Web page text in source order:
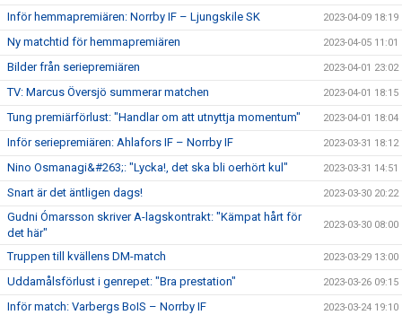
Inför hemmapremiären: Norrby IF – Ljungskile SK 2023-04-09 18:19
Ny matchtid för hemmapremiären 2023-04-05 11:01
Bilder från seriepremiären 2023-04-01 23:02
TV: Marcus Översjö summerar matchen 2023-04-01 18:15
Tung premiärförlust: "Handlar om att utnyttja momentum" 2023-04-01 18:04
Inför seriepremiären: Ahlafors IF – Norrby IF 2023-03-31 18:12
Nino Osmanagi&#263;: "Lycka!, det ska bli oerhört kul" 2023-03-31 14:51
Snart är det äntligen dags! 2023-03-30 20:22
Gudni Ómarsson skriver A-lagskontrakt: "Kämpat hårt för
det här"
2023-03-30 08:00
Truppen till kvällens DM-match 2023-03-29 13:00
Uddamålsförlust i genrepet: "Bra prestation" 2023-03-26 09:15
Inför match: Varbergs BoIS – Norrby IF 2023-03-24 19:10